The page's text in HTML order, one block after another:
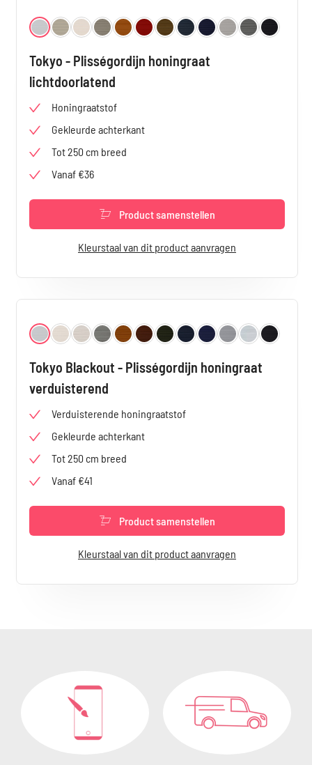
Selecteer
Kleur
Wit 3700Vanille 3701
Beige 3702
Taupe 3703
Caramel 3704
Koraal 3705
Olive 3706Petrol 3707
Denim 3708
Shell 3709Leigrijs 3710
Zwart 3711
Tokyo - Plisségordijn honingraat
lichtdoorlatend
Honingraatstof
Gekleurde achterkant
Tot 250 cm breed
Vanaf €36
Product samenstellen
Kleurstaal van dit product aanvragen
Selecteer
Kleur
Parel Wit 4700
Vanille 4701
Beige 4702
Taupe 4703
Caramel 4704
Koraal 4705
Olive 4706Petrol 4707
Denim 4708
Shell 4709Leigrijs 4710
Zwart 4711
Tokyo Blackout - Plisségordijn honingraat
verduisterend
Verduisterende honingraatstof
Gekleurde achterkant
Tot 250 cm breed
Vanaf €41
Product samenstellen
Kleurstaal van dit product aanvragen